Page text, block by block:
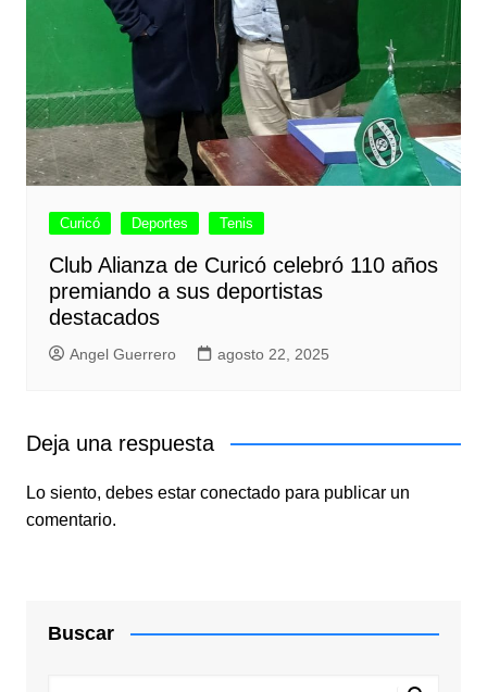
Curicó Deportes Tenis
Club Alianza de Curicó celebró 110 años
premiando a sus deportistas
destacados
Angel Guerrero agosto 22, 2025
Deja una respuesta
Lo siento, debes estar conectadopara publicar un
comentario.
Buscar